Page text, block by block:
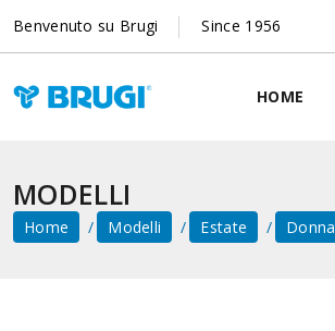
Benvenuto su Brugi Since 1956
HOME
MODELLI
Home Modelli Estate Donna